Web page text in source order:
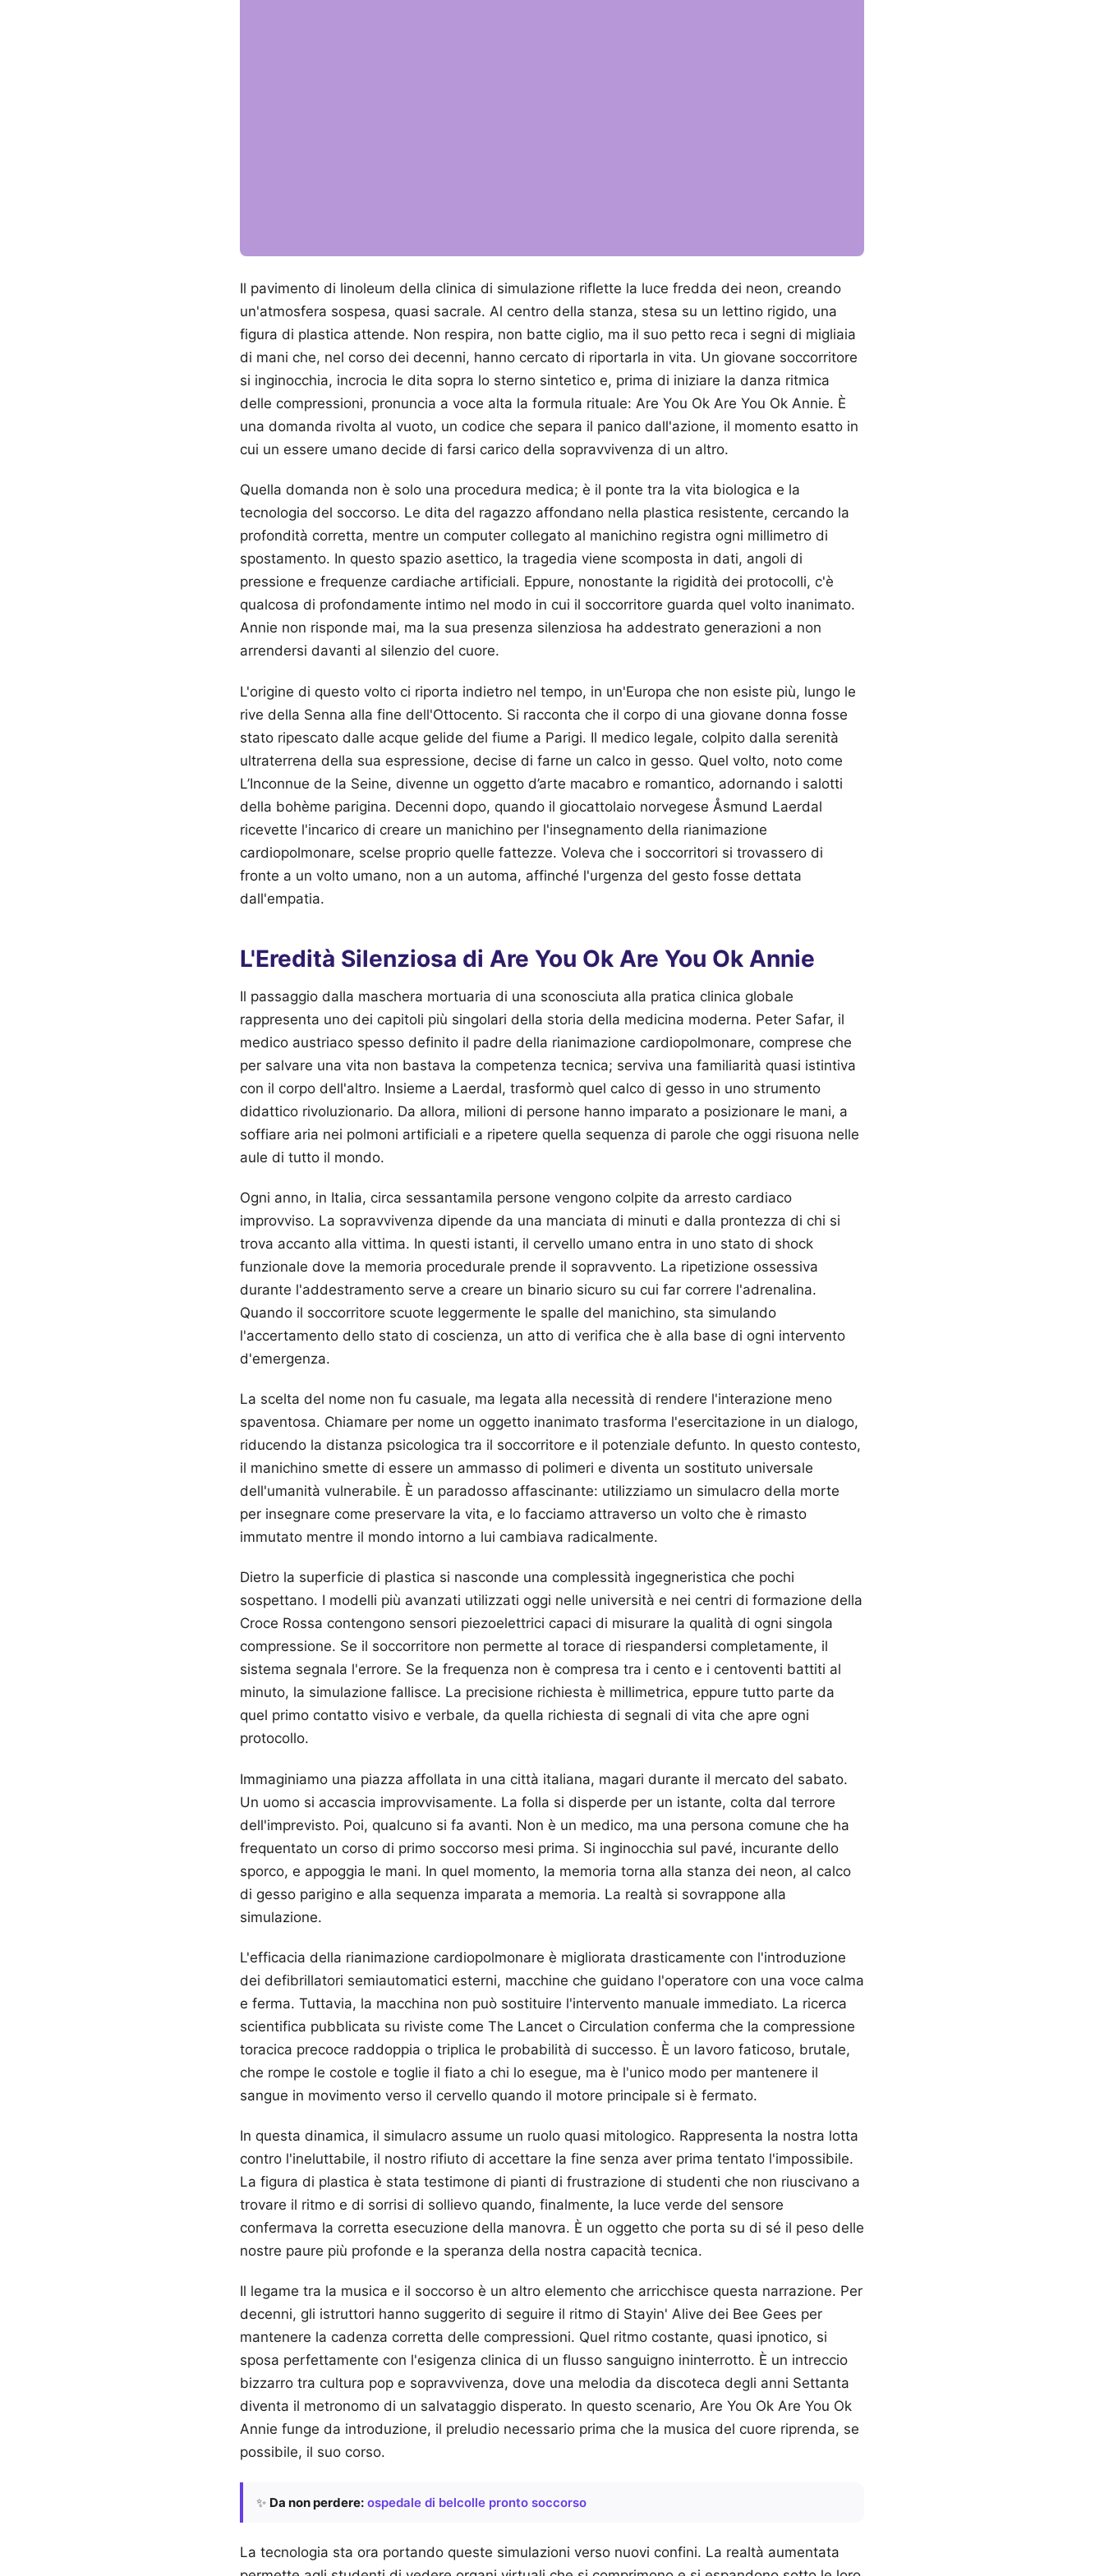
Il pavimento di linoleum della clinica di simulazione riflette la luce fredda dei neon, creando
un'atmosfera sospesa, quasi sacrale. Al centro della stanza, stesa su un lettino rigido, una
figura di plastica attende. Non respira, non batte ciglio, ma il suo petto reca i segni di migliaia
di mani che, nel corso dei decenni, hanno cercato di riportarla in vita. Un giovane soccorritore
si inginocchia, incrocia le dita sopra lo sterno sintetico e, prima di iniziare la danza ritmica
delle compressioni, pronuncia a voce alta la formula rituale: Are You Ok Are You Ok Annie. È
una domanda rivolta al vuoto, un codice che separa il panico dall'azione, il momento esatto in
cui un essere umano decide di farsi carico della sopravvivenza di un altro.
Quella domanda non è solo una procedura medica; è il ponte tra la vita biologica e la
tecnologia del soccorso. Le dita del ragazzo affondano nella plastica resistente, cercando la
profondità corretta, mentre un computer collegato al manichino registra ogni millimetro di
spostamento. In questo spazio asettico, la tragedia viene scomposta in dati, angoli di
pressione e frequenze cardiache artificiali. Eppure, nonostante la rigidità dei protocolli, c'è
qualcosa di profondamente intimo nel modo in cui il soccorritore guarda quel volto inanimato.
Annie non risponde mai, ma la sua presenza silenziosa ha addestrato generazioni a non
arrendersi davanti al silenzio del cuore.
L'origine di questo volto ci riporta indietro nel tempo, in un'Europa che non esiste più, lungo le
rive della Senna alla fine dell'Ottocento. Si racconta che il corpo di una giovane donna fosse
stato ripescato dalle acque gelide del fiume a Parigi. Il medico legale, colpito dalla serenità
ultraterrena della sua espressione, decise di farne un calco in gesso. Quel volto, noto come
L’Inconnue de la Seine, divenne un oggetto d’arte macabro e romantico, adornando i salotti
della bohème parigina. Decenni dopo, quando il giocattolaio norvegese Åsmund Laerdal
ricevette l'incarico di creare un manichino per l'insegnamento della rianimazione
cardiopolmonare, scelse proprio quelle fattezze. Voleva che i soccorritori si trovassero di
fronte a un volto umano, non a un automa, affinché l'urgenza del gesto fosse dettata
dall'empatia.
L'Eredità Silenziosa di Are You Ok Are You Ok Annie
Il passaggio dalla maschera mortuaria di una sconosciuta alla pratica clinica globale
rappresenta uno dei capitoli più singolari della storia della medicina moderna. Peter Safar, il
medico austriaco spesso definito il padre della rianimazione cardiopolmonare, comprese che
per salvare una vita non bastava la competenza tecnica; serviva una familiarità quasi istintiva
con il corpo dell'altro. Insieme a Laerdal, trasformò quel calco di gesso in uno strumento
didattico rivoluzionario. Da allora, milioni di persone hanno imparato a posizionare le mani, a
soffiare aria nei polmoni artificiali e a ripetere quella sequenza di parole che oggi risuona nelle
aule di tutto il mondo.
Ogni anno, in Italia, circa sessantamila persone vengono colpite da arresto cardiaco
improvviso. La sopravvivenza dipende da una manciata di minuti e dalla prontezza di chi si
trova accanto alla vittima. In questi istanti, il cervello umano entra in uno stato di shock
funzionale dove la memoria procedurale prende il sopravvento. La ripetizione ossessiva
durante l'addestramento serve a creare un binario sicuro su cui far correre l'adrenalina.
Quando il soccorritore scuote leggermente le spalle del manichino, sta simulando
l'accertamento dello stato di coscienza, un atto di verifica che è alla base di ogni intervento
d'emergenza.
La scelta del nome non fu casuale, ma legata alla necessità di rendere l'interazione meno
spaventosa. Chiamare per nome un oggetto inanimato trasforma l'esercitazione in un dialogo,
riducendo la distanza psicologica tra il soccorritore e il potenziale defunto. In questo contesto,
il manichino smette di essere un ammasso di polimeri e diventa un sostituto universale
dell'umanità vulnerabile. È un paradosso affascinante: utilizziamo un simulacro della morte
per insegnare come preservare la vita, e lo facciamo attraverso un volto che è rimasto
immutato mentre il mondo intorno a lui cambiava radicalmente.
Dietro la superficie di plastica si nasconde una complessità ingegneristica che pochi
sospettano. I modelli più avanzati utilizzati oggi nelle università e nei centri di formazione della
Croce Rossa contengono sensori piezoelettrici capaci di misurare la qualità di ogni singola
compressione. Se il soccorritore non permette al torace di riespandersi completamente, il
sistema segnala l'errore. Se la frequenza non è compresa tra i cento e i centoventi battiti al
minuto, la simulazione fallisce. La precisione richiesta è millimetrica, eppure tutto parte da
quel primo contatto visivo e verbale, da quella richiesta di segnali di vita che apre ogni
protocollo.
Immaginiamo una piazza affollata in una città italiana, magari durante il mercato del sabato.
Un uomo si accascia improvvisamente. La folla si disperde per un istante, colta dal terrore
dell'imprevisto. Poi, qualcuno si fa avanti. Non è un medico, ma una persona comune che ha
frequentato un corso di primo soccorso mesi prima. Si inginocchia sul pavé, incurante dello
sporco, e appoggia le mani. In quel momento, la memoria torna alla stanza dei neon, al calco
di gesso parigino e alla sequenza imparata a memoria. La realtà si sovrappone alla
simulazione.
L'efficacia della rianimazione cardiopolmonare è migliorata drasticamente con l'introduzione
dei defibrillatori semiautomatici esterni, macchine che guidano l'operatore con una voce calma
e ferma. Tuttavia, la macchina non può sostituire l'intervento manuale immediato. La ricerca
scientifica pubblicata su riviste come The Lancet o Circulation conferma che la compressione
toracica precoce raddoppia o triplica le probabilità di successo. È un lavoro faticoso, brutale,
che rompe le costole e toglie il fiato a chi lo esegue, ma è l'unico modo per mantenere il
sangue in movimento verso il cervello quando il motore principale si è fermato.
In questa dinamica, il simulacro assume un ruolo quasi mitologico. Rappresenta la nostra lotta
contro l'ineluttabile, il nostro rifiuto di accettare la fine senza aver prima tentato l'impossibile.
La figura di plastica è stata testimone di pianti di frustrazione di studenti che non riuscivano a
trovare il ritmo e di sorrisi di sollievo quando, finalmente, la luce verde del sensore
confermava la corretta esecuzione della manovra. È un oggetto che porta su di sé il peso delle
nostre paure più profonde e la speranza della nostra capacità tecnica.
Il legame tra la musica e il soccorso è un altro elemento che arricchisce questa narrazione. Per
decenni, gli istruttori hanno suggerito di seguire il ritmo di Stayin' Alive dei Bee Gees per
mantenere la cadenza corretta delle compressioni. Quel ritmo costante, quasi ipnotico, si
sposa perfettamente con l'esigenza clinica di un flusso sanguigno ininterrotto. È un intreccio
bizzarro tra cultura pop e sopravvivenza, dove una melodia da discoteca degli anni Settanta
diventa il metronomo di un salvataggio disperato. In questo scenario, Are You Ok Are You Ok
Annie funge da introduzione, il preludio necessario prima che la musica del cuore riprenda, se
possibile, il suo corso.
✨ Da non perdere: ospedale di belcolle pronto soccorso
La tecnologia sta ora portando queste simulazioni verso nuovi confini. La realtà aumentata